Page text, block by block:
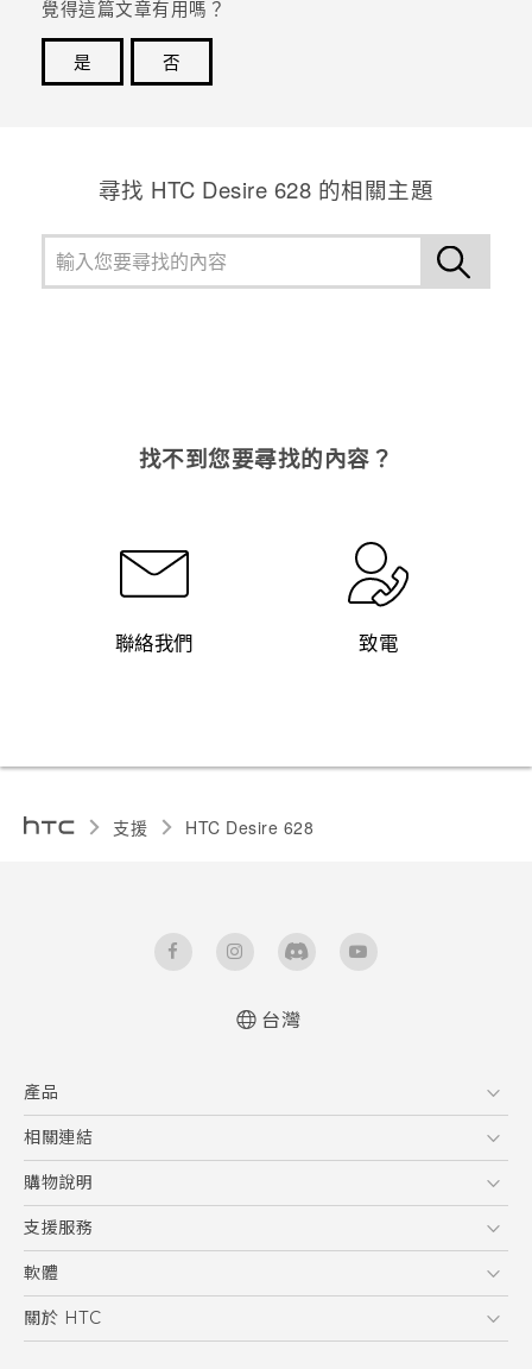
覺得這篇文章有用嗎？
是
否
尋找 HTC Desire 628 的相關主題
找不到您要尋找的內容？
聯絡我們 致電
支援 HTC Desire 628‎
台灣
產品
5G
智慧型手機
配件
相關連結
HTC Research
購物說明
購物須知
訂單管理
付款方式
支援服務
到府收送維修服務
服務中心資訊
客戶服務佈告欄
軟體
應用程式
關於 HTC